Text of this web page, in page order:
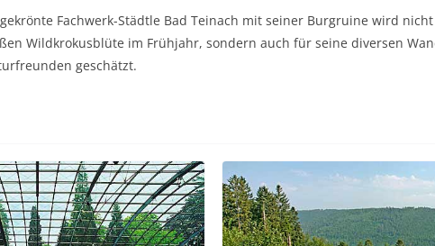
Fachwerk-Städtle Bad Teinach mit seiner Burgruine wird
Wildkrokusblüte im Frühjahr, sondern auch für seine diversen
geschätzt.